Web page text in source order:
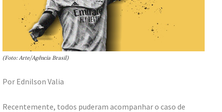
(Foto: Arte/Agência Brasil)
Por Ednilson Valia
Recentemente, todos puderam acompanhar o caso de